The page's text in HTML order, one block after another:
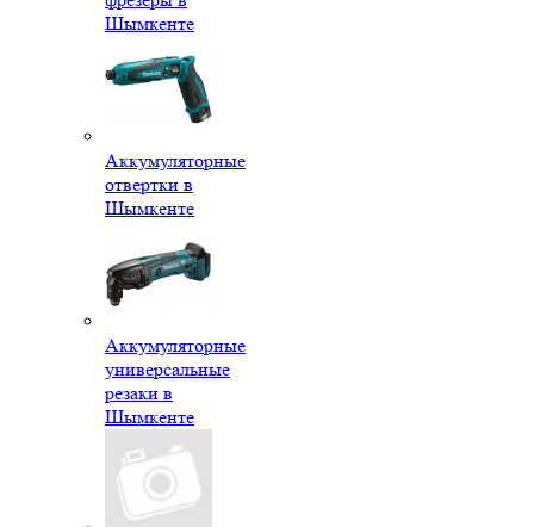
Шымкенте
Аккумуляторные
отвертки в
Шымкенте
Аккумуляторные
универсальные
резаки в
Шымкенте